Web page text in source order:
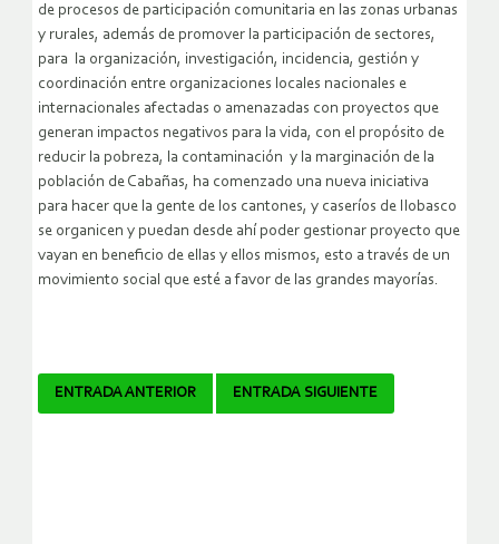
de procesos de participación comunitaria en las zonas urbanas
y rurales, además de promover la participación de sectores,
para la organización, investigación, incidencia, gestión y
coordinación entre organizaciones locales nacionales e
internacionales afectadas o amenazadas con proyectos que
generan impactos negativos para la vida, con el propósito de
reducir la pobreza, la contaminación y la marginación de la
población de Cabañas, ha comenzado una nueva iniciativa
para hacer que la gente de los cantones, y caseríos de Ilobasco
se organicen y puedan desde ahí poder gestionar proyecto que
vayan en beneficio de ellas y ellos mismos, esto a través de un
movimiento social que esté a favor de las grandes mayorías.
Navegador
ENTRADA ANTERIOR ENTRADA SIGUIENTE